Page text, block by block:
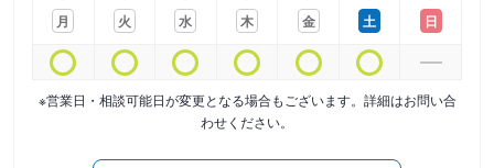
月
火
水
木
金
土
日
※営業日・相談可能日が変更となる場合もございます。詳細はお問い合
わせください。